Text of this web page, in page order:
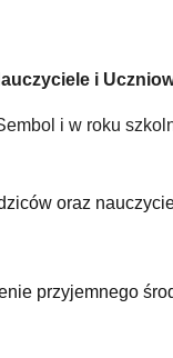
i
i w roku
oraz
przyjemnego